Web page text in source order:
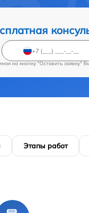
на кнопку "Оставить заявку"
Этапы работ